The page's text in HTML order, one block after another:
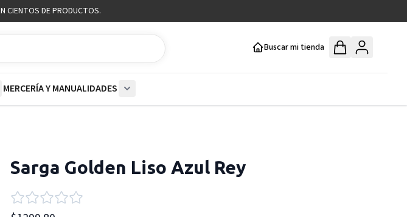
CIENTOS DE PRODUCTOS.
Buscar mi tienda
MERCERÍA Y MANUALIDADES
Sarga Golden Liso Azul Rey